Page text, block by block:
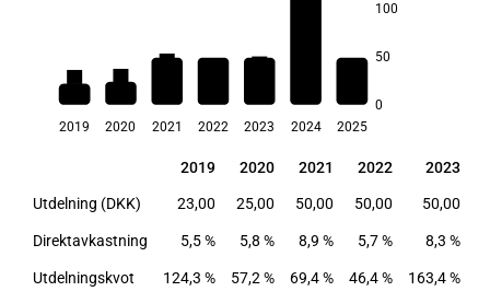
100
50
0
8,9
2019 2020 2021 2022 2023 2024 2025
2019 2020 2021 2022 2023
2019 2020 2021 2022 2023
Utdelning (DKK) 23,00 25,00 50,00 50,00 50,00
Direktavkastning 5,5 % 5,8 % 8,9 % 5,7 % 8,3 %
Utdelningskvot 124,3 % 57,2 % 69,4 % 46,4 % 163,4 %